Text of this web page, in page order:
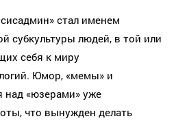
стал именем
субкультуры людей, в той или
себя к миру
Юмор, «мемы» и
над «юзерами» уже
что вынужден делать